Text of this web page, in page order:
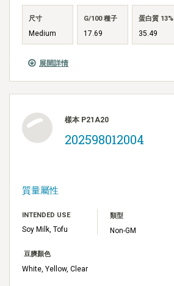
展開詳情
尺寸
Medium
G/100 種子
17.69
蛋白質 13%
35.49
樣本 P21A20
202598012004
質量屬性
INTENDED USE
Soy Milk, Tofu
類型
Non-GM
豆臍顏色
White, Yellow, Clear